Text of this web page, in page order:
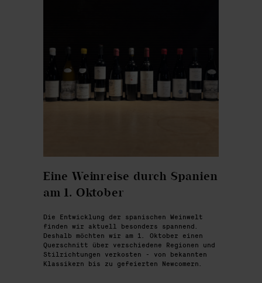
Eine Weinreise durch Spanien
am 1. Oktober
Die Entwicklung der spanischen Weinwelt
finden wir aktuell besonders spannend.
Deshalb möchten wir am 1. Oktober einen
Querschnitt über verschiedene Regionen und
Stilrichtungen verkosten - von bekannten
Klassikern bis zu gefeierten Newcomern.